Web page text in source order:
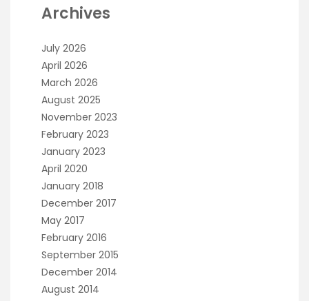
Archives
July 2026
April 2026
March 2026
August 2025
November 2023
February 2023
January 2023
April 2020
January 2018
December 2017
May 2017
February 2016
September 2015
December 2014
August 2014